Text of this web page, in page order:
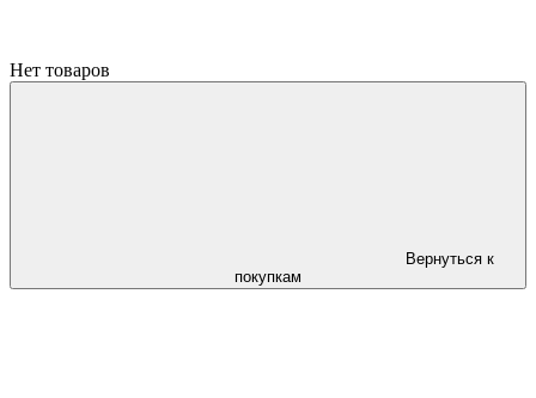
Нет товаров
Вернуться к
покупкам